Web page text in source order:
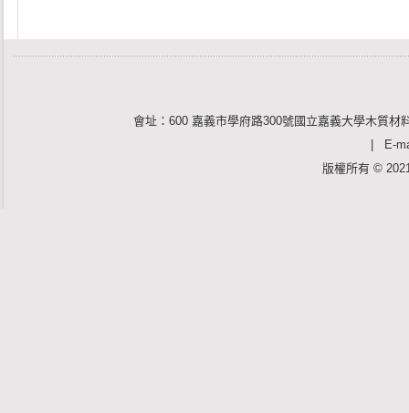
會址：600 嘉義市學府路300號國立嘉義大學木質
| E-
版權所有 ©